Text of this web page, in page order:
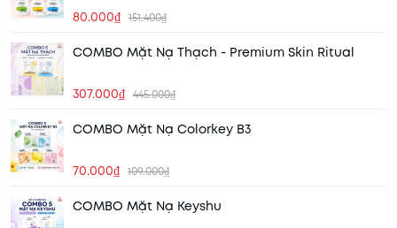
80.000₫ 151.400₫
COMBO Mặt Nạ Thạch - Premium Skin Ritual
307.000₫ 445.000₫
COMBO Mặt Nạ Colorkey B3
70.000₫ 109.000₫
COMBO Mặt Nạ Keyshu